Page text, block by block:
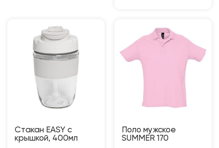
Стакан EASY с
крышкой, 400мл
Поло мужское
SUMMER 170